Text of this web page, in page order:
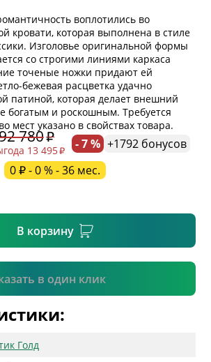
воплотились во
кровати, которая выполнена в стиле
Изголовье оригинальной формы
со строгими линиями каркаса
точеные ножки придают ей
бежевая расцветка удачно
патиной, которая делает внешний
богатым и роскошным. Требуется
мест указано в свойствах товара.
780
13 495 - 7 % +1792 бонусов
0 ₽ - 0 % - 36 мес.
В корзину
в один клик
поле
Подтвердить
Голд